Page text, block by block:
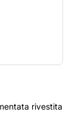
rivestita